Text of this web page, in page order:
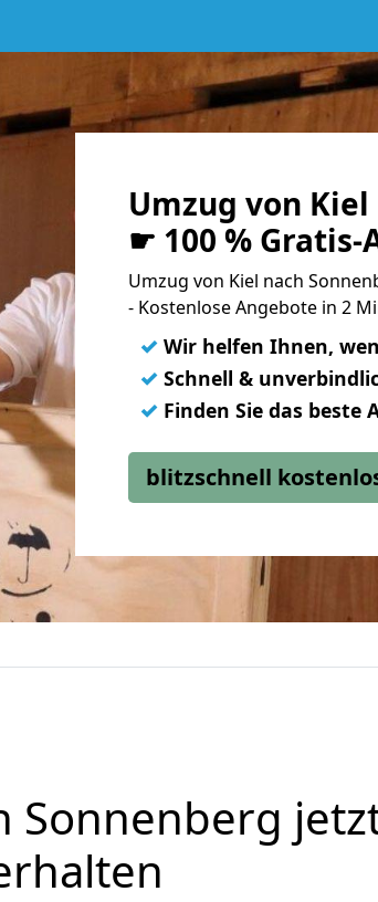
Umzug von
☛ 100 % Gratis-
Umzug von Kiel nach
- Kostenlose Angebote in 2
✓ Wir helfen Ihnen,
✓ Schnell &
✓ Finden Sie das beste
blitzschnell
Sonnenberg